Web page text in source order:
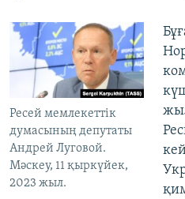
Ресей мемлекеттік
думасының депутаты
Андрей Луговой.
Мәскеу, 11 қыркүйек,
2023 жыл.